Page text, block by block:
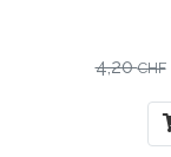
4,20CHF